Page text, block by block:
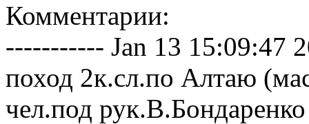
Комментарии:
----------- Jan 13 15:09:47
поход 2к.сл.по Алтаю
чел.под